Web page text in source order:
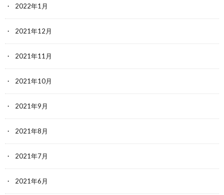
2022年1月
2021年12月
2021年11月
2021年10月
2021年9月
2021年8月
2021年7月
2021年6月